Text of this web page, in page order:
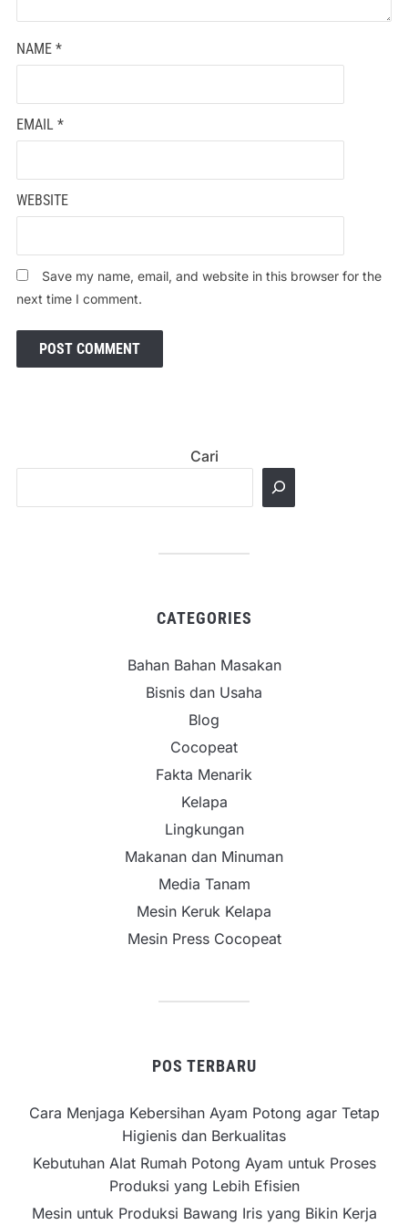
NAME *
EMAIL *
WEBSITE
Save my name, email, and website in this browser for the
next time I comment.
Cari
CATEGORIES
Bahan Bahan Masakan
Bisnis dan Usaha
Blog
Cocopeat
Fakta Menarik
Kelapa
Lingkungan
Makanan dan Minuman
Media Tanam
Mesin Keruk Kelapa
Mesin Press Cocopeat
POS TERBARU
Cara Menjaga Kebersihan Ayam Potong agar Tetap
Higienis dan Berkualitas
Kebutuhan Alat Rumah Potong Ayam untuk Proses
Produksi yang Lebih Efisien
Mesin untuk Produksi Bawang Iris yang Bikin Kerja